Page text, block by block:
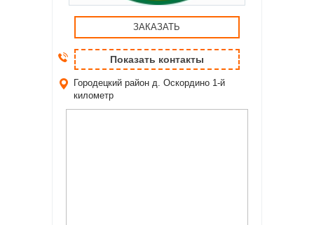
ЗАКАЗАТЬ
Показать контакты
Городецкий район д. Оскордино 1-й
километр